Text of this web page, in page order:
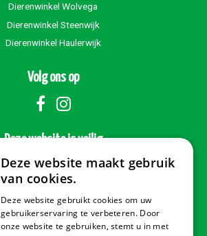
Dierenwinkel Wolvega
Dierenwinkel Steenwijk
Dierenwinkel Haulerwijk
Volg ons op
Deze website is veilig
Veilig betalen
Deze website maakt gebruik
van cookies.
Deze website gebruikt cookies om uw
gebruikerservaring te verbeteren. Door
onze website te gebruiken, stemt u in met